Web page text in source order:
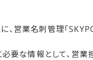
営業名刺管理「
な情報として、営業